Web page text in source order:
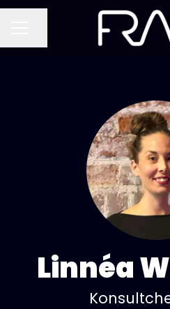
Linnéa